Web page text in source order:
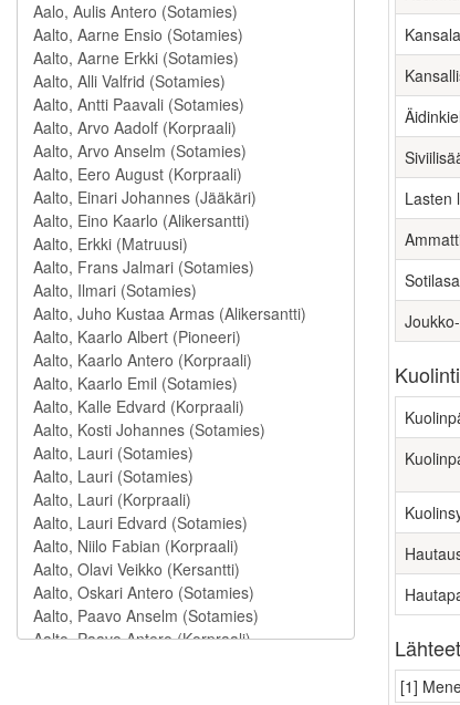
Lasten
Lähteet
[1]